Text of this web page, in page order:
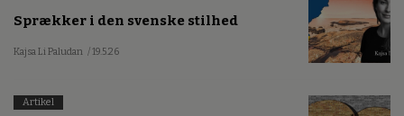
Sprækker i den svenske stilhed
Kajsa Li Paludan / 19.5.26
Artikel